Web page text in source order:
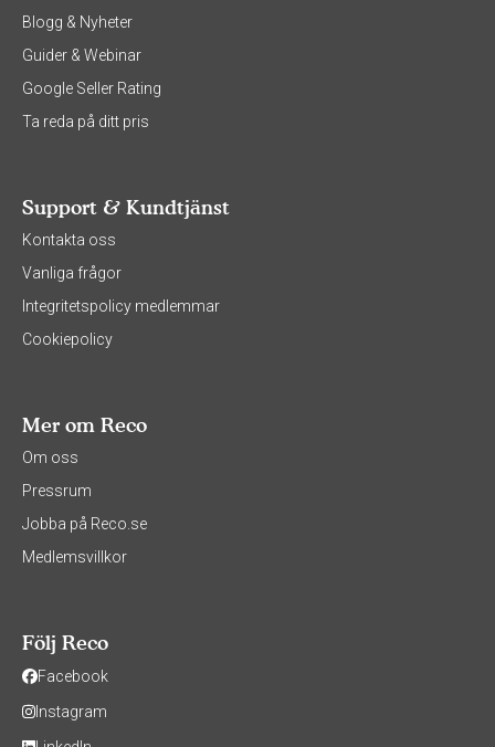
Blogg & Nyheter
Guider & Webinar
Google Seller Rating
Ta reda på ditt pris
Support & Kundtjänst
Kontakta oss
Vanliga frågor
Integritetspolicy medlemmar
Cookiepolicy
Mer om Reco
Om oss
Pressrum
Jobba på Reco.se
Medlemsvillkor
Följ Reco
Facebook
Instagram